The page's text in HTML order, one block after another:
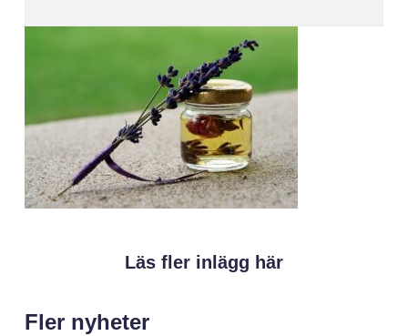
Läs fler inlägg här
Fler nyheter